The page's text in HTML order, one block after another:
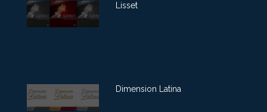
Lisset
Dimension Latina